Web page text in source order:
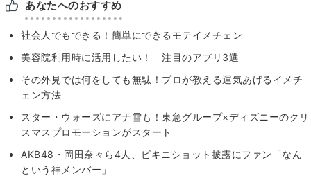
あなたへのおすすめ
社会人でもできる！簡単にできるモテイメチェン
美容院利用時に活用したい！ 注目のアプリ3選
その外見では何をしても無駄！プロが教える運気あげるイメチ
ェン方法
スター・ウォーズにアナ雪も！東急グループ×ディズニーのクリ
スマスプロモーションがスタート
AKB48・岡田奈々ら4人、ビキニショット披露にファン「なん
という神メンバー」